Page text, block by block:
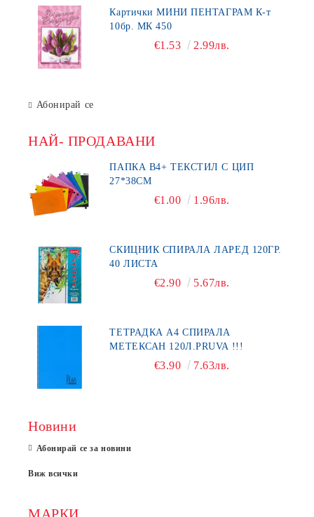
Картички МИНИ ПЕНТАГРАМ К-т
10бр. МК 450
€1.53 2.99лв.
Абонирай се
НАЙ- ПРОДАВАНИ
ПАПКА В4+ ТЕКСТИЛ С ЦИП
27*38СМ
€1.00 1.96лв.
СКИЦНИК СПИРАЛА ЛАРЕД 120ГР.
40 ЛИСТА
€2.90 5.67лв.
ТЕТРАДКА А4 СПИРАЛА
МЕТЕКСАН 120Л.PRUVA !!!
€3.90 7.63лв.
Новини
Абонирай се за новини
Виж всички
МАРКИ